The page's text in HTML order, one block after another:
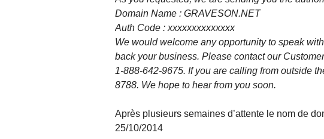
Domain Name : GRAVESON.NET
Auth Code : xxxxxxxxxxxxxx
We would welcome any opportunity to speak
back your business. Please contact our
1-888-642-9675. If you are calling from outside
8788. We hope to hear from you soon.
Après plusieurs semaines d’attente le nom de
25/10/2014